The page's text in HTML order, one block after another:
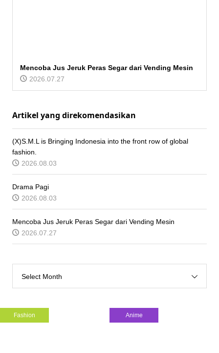
Mencoba Jus Jeruk Peras Segar dari Vending Mesin
2026.07.27
Artikel yang direkomendasikan
(X)S.M.L is Bringing Indonesia into the front row of global
fashion.
2026.08.03
Drama Pagi
2026.08.03
Mencoba Jus Jeruk Peras Segar dari Vending Mesin
2026.07.27
Select Month
Fashion Anime